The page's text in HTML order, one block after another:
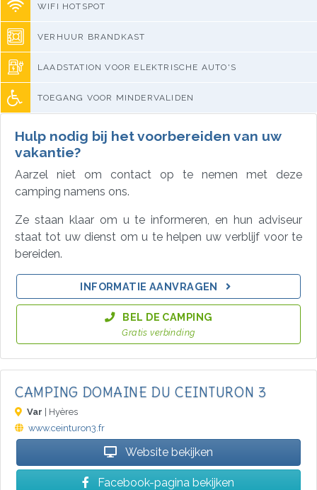
WIFI HOTSPOT
VERHUUR BRANDKAST
LAADSTATION VOOR ELEKTRISCHE AUTO'S
TOEGANG VOOR MINDERVALIDEN
Hulp nodig bij het voorbereiden van uw
vakantie?
Aarzel niet om contact op te nemen met deze
camping namens ons.
Ze staan klaar om u te informeren, en hun adviseur
staat tot uw dienst om u te helpen uw verblijf voor te
bereiden.
INFORMATIE AANVRAGEN
BEL DE CAMPING
Gratis verbinding
CAMPING DOMAINE DU CEINTURON 3
Var | Hyères
www.ceinturon3.fr
Website bekijken
Facebook-pagina bekijken